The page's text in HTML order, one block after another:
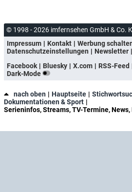
© 1998 - 2026 imfernsehen GmbH & Co.
Impressum
Kontakt Werbung
Datenschutzeinstellungen
Newsletter
Facebook
Bluesky X.com RSS-Feed
Dark-Mode
nach oben Hauptseite
Dokumentationen & Sport
Serieninfos, Streams, TV-Termine, News,